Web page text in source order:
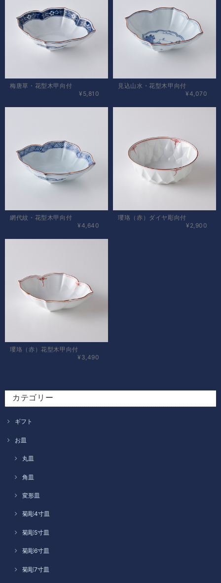
梅唐草・花型木甲向付
¥5,810
見込山水・花型木甲向付
¥4,070
網代紋・花型木甲向付
¥4,640
瓔珞（赤）ダイヤ彫向付
¥2,900
瓔珞（赤）花型木甲向付
¥3,490
カテゴリー
ギフト
お皿
丸皿
角皿
変形皿
菊彫4寸皿
菊彫5寸皿
菊彫6寸皿
菊彫7寸皿